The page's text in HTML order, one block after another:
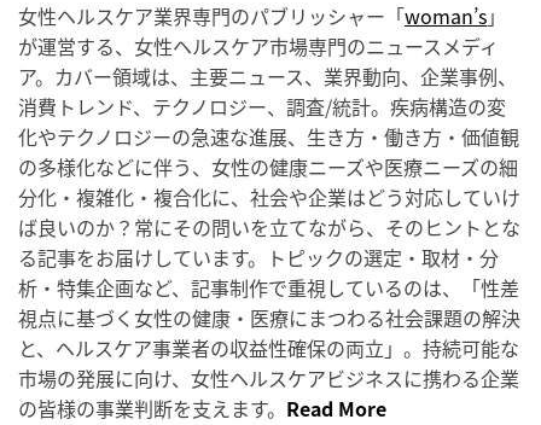
女性ヘルスケア業界専門のパブリッシャー「woman’s」
が運営する、女性ヘルスケア市場専門のニュースメディ
ア。カバー領域は、主要ニュース、業界動向、企業事例、
消費トレンド、テクノロジー、調査/統計。疾病構造の変
化やテクノロジーの急速な進展、生き方・働き方・価値観
の多様化などに伴う、女性の健康ニーズや医療ニーズの細
分化・複雑化・複合化に、社会や企業はどう対応していけ
ば良いのか？常にその問いを立てながら、そのヒントとな
る記事をお届けしています。トピックの選定・取材・分
析・特集企画など、記事制作で重視しているのは、「性差
視点に基づく女性の健康・医療にまつわる社会課題の解決
と、ヘルスケア事業者の収益性確保の両立」。持続可能な
市場の発展に向け、女性ヘルスケアビジネスに携わる企業
の皆様の事業判断を支えます。 Read More